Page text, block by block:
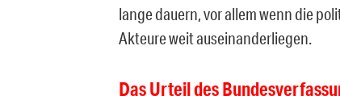
lange dauern, vor allem wenn die
Akteure weit auseinanderliegen.
Das Urteil des